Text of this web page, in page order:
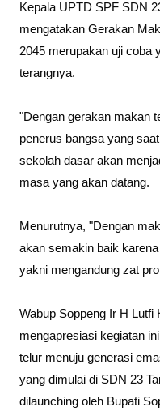
Kepala UPTD SPF SDN
mengatakan Gerakan
2045 merupakan uji coba
terangnya.
"Dengan gerakan makan
penerus bangsa yang
sekolah dasar akan
masa yang akan datang.
Menurutnya, "Dengan
akan semakin baik
yakni mengandung zat
Wabup Soppeng Ir H
mengapresiasi kegiatan
telur menuju generasi
yang dimulai di SDN 23
dilaunching oleh Bupati